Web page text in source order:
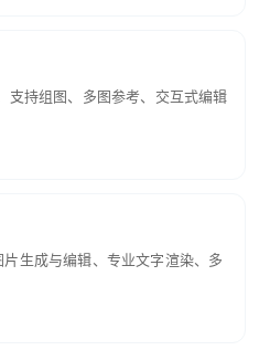
支持组图、多图参考、交互式编辑
生成与编辑、专业文字渲染、多